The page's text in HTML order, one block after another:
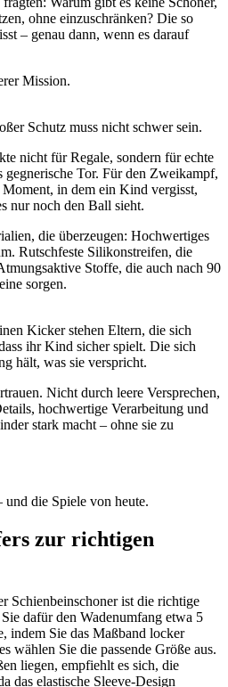
ohne einzuschränken? Die so
– genau dann, wenn es darauf
Mission.
Schutz muss nicht schwer sein.
nicht für Regale, sondern für echte
gegnerische Tor. Für den Zweikampf,
in dem ein Kind vergisst,
nur noch den Ball sieht.
die überzeugen: Hochwertiges
Rutschfeste Silikonstreifen, die
Stoffe, die auch nach 90
sorgen.
Kicker stehen Eltern, die sich
ihr Kind sicher spielt. Die sich
hält, was sie verspricht.
Nicht durch leere Versprechen,
hochwertige Verarbeitung und
stark macht – ohne sie zu
die Spiele von heute.
zur richtigen
Schienbeinschoner ist die richtige
dafür den Wadenumfang etwa 5
indem Sie das Maßband locker
wählen Sie die passende Größe aus.
liegen, empfiehlt es sich, die
das elastische Sleeve-Design